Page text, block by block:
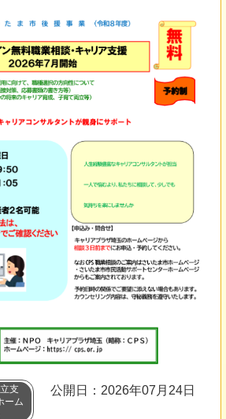
支
ーム
公開日：2026年07月24日